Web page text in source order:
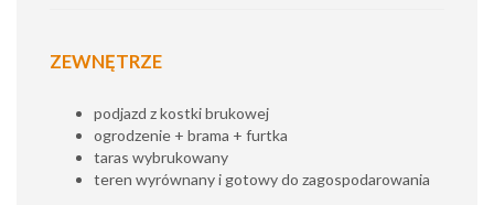
ZEWNĘTRZE
podjazd z kostki brukowej
ogrodzenie + brama + furtka
taras wybrukowany
teren wyrównany i gotowy do zagospodarowania